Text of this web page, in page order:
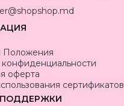
Положения
оферта
сертификатов